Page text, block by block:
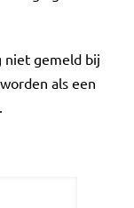
niet gemeld bij
als een